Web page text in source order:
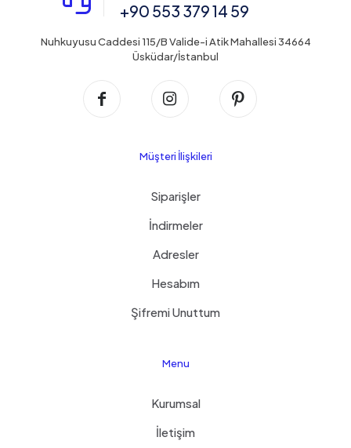
+90 553 379 14 59
Nuhkuyusu Caddesi 115/B Valide-i Atik Mahallesi 34664
Üsküdar/İstanbul
Müşteri İlişkileri
Siparişler
İndirmeler
Adresler
Hesabım
Şifremi Unuttum
Menu
Kurumsal
İletişim